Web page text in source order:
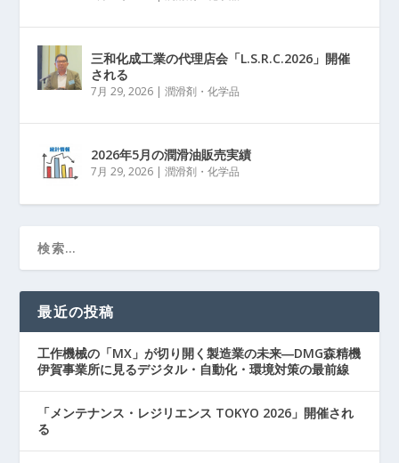
三和化成工業の代理店会「L.S.R.C.2026」開催
される
7月 29, 2026 |潤滑剤・化学品
2026年5月の潤滑油販売実績
7月 29, 2026 |潤滑剤・化学品
最近の投稿
工作機械の「MX」が切り開く製造業の未来―DMG森精機
伊賀事業所に見るデジタル・自動化・環境対策の最前線
「メンテナンス・レジリエンス TOKYO 2026」開催され
る